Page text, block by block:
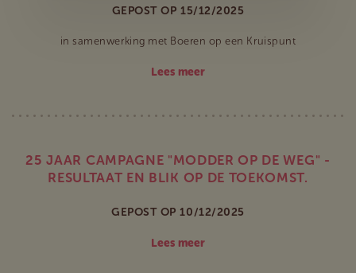
GEPOST OP 15/12/2025
in samenwerking met Boeren op een Kruispunt
Lees meer
25 JAAR CAMPAGNE "MODDER OP DE WEG" -
RESULTAAT EN BLIK OP DE TOEKOMST.
GEPOST OP 10/12/2025
Lees meer